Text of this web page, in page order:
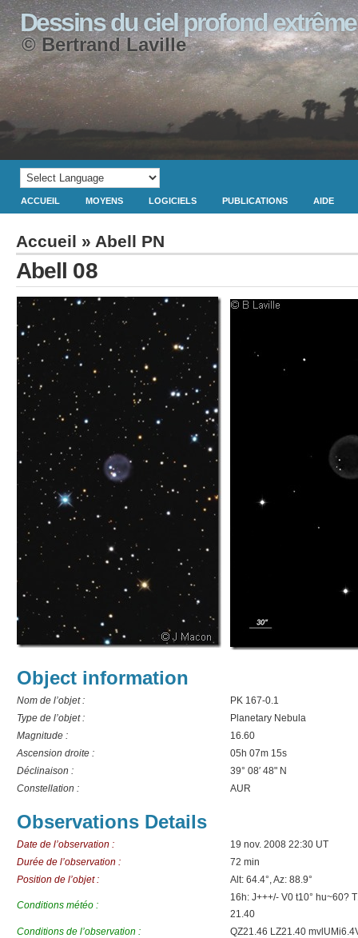
Dessins du ciel profond extrême
© Bertrand Laville
ACCUEIL MOYENS LOGICIELS PUBLICATIONS AIDE
Accueil » Abell PN
Abell 08
Object information
Nom de l’objet :
PK 167-0.1
Type de l’objet :
Planetary Nebula
Magnitude :
16.60
Ascension droite :
05h 07m 15s
Déclinaison :
39° 08′ 48" N
Constellation :
AUR
Observations Details
Date de l’observation :
19 nov. 2008 22:30 UT
Durée de l’observation :
72 min
Position de l’objet :
Alt: 64.4°, Az: 88.9°
Conditions météo :
16h: J+++/- V0 t10° hu~60?
21.40
Conditions de l’observation :
QZ21.46 LZ21.40